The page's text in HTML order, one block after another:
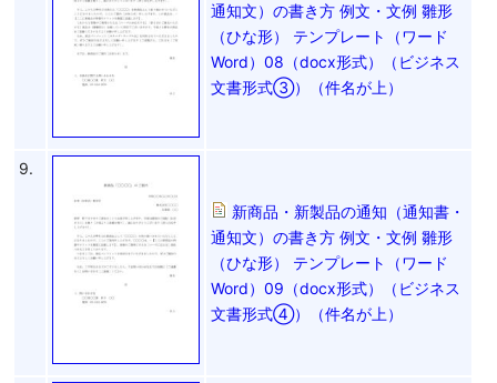
通知文）の書き方 例文・文例 雛形
（ひな形） テンプレート（ワード
Word）08（docx形式）（ビジネス
文書形式③）（件名が上）
9.
新商品・新製品の通知（通知書・
通知文）の書き方 例文・文例 雛形
（ひな形） テンプレート（ワード
Word）09（docx形式）（ビジネス
文書形式④）（件名が上）